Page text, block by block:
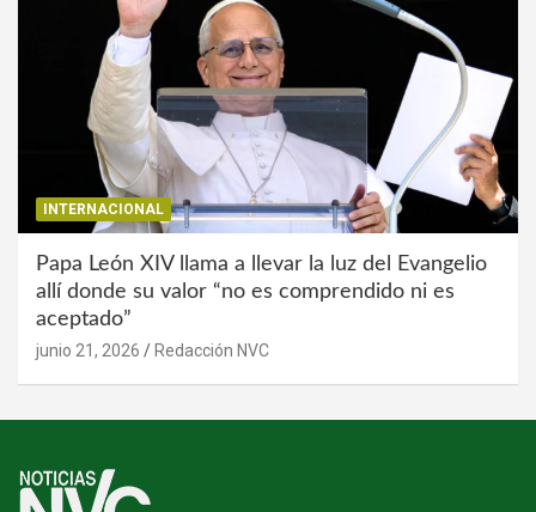
INTERNACIONAL
Papa León XIV llama a llevar la luz del Evangelio
allí donde su valor “no es comprendido ni es
aceptado”
junio 21, 2026 Redacción NVC